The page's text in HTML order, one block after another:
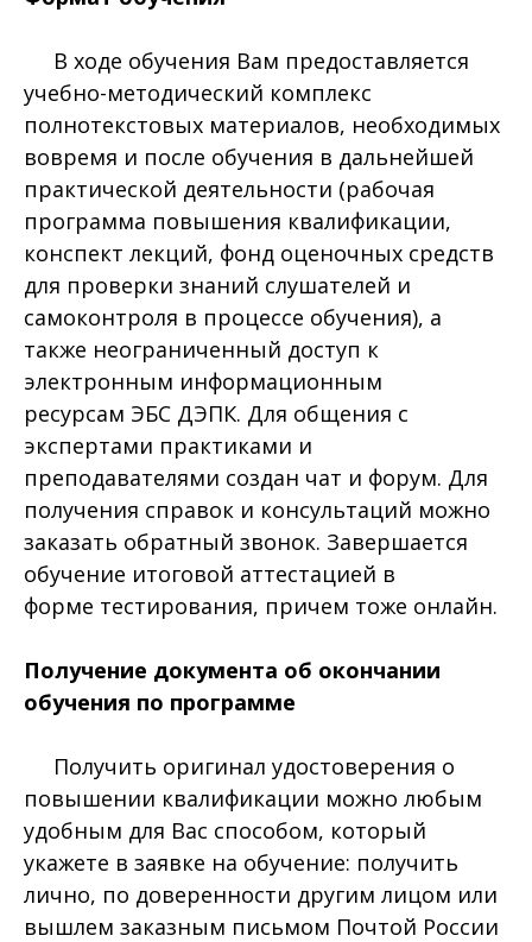
В ходе обучения Вам предоставляется
учебно-методический комплекс
полнотекстовых материалов, необходимых
вовремя и после обучения в дальнейшей
практической деятельности (рабочая
программа повышения квалификации,
конспект лекций, фонд оценочных средств
для проверки знаний слушателей и
самоконтроля в процессе обучения), а
также неограниченный доступ к
электронным информационным
ресурсам ЭБС ДЭПК. Для общения с
экспертами практиками и
преподавателями создан чат и форум. Для
получения справок и консультаций можно
заказать обратный звонок. Завершается
обучение итоговой аттестацией в
форме тестирования, причем тоже онлайн.
Получение документа об окончании
обучения по программе
Получить оригинал удостоверения о
повышении квалификации можно любым
удобным для Вас способом, который
укажете в заявке на обучение: получить
лично, по доверенности другим лицом или
вышлем заказным письмом Почтой России